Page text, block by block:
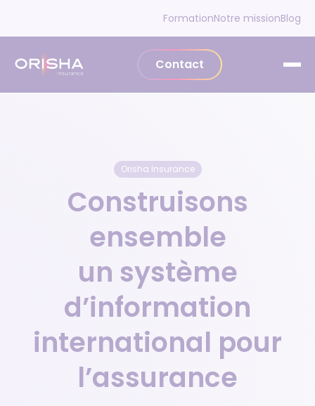
FormationNotre missionBlog
Contact
Construisons
ensemble
un système
d’information
international pour
l’assurance
Orisha Insurance